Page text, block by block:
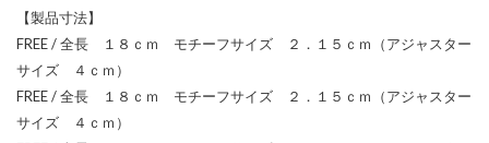
【製品寸法】
FREE / 全長 １８ｃｍ モチーフサイズ ２．１５ｃｍ（アジャスター
サイズ ４ｃｍ）
FREE / 全長 １８ｃｍ モチーフサイズ ２．１５ｃｍ（アジャスター
サイズ ４ｃｍ）